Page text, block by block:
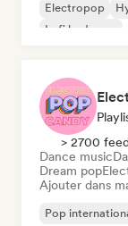
Electropop
Lofi bedroom
> 2700
Dance music
Dream pop
Ajouter dans
Pop